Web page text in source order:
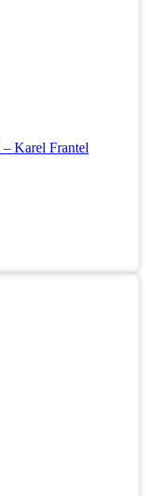
Karel Frantel